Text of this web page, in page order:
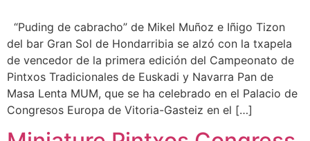
“Puding de cabracho” de Mikel Muñoz e Iñigo Tizon
del bar Gran Sol de Hondarribia se alzó con la txapela
de vencedor de la primera edición del Campeonato de
Pintxos Tradicionales de Euskadi y Navarra Pan de
Masa Lenta MUM, que se ha celebrado en el Palacio de
Congresos Europa de Vitoria-Gasteiz en el […]